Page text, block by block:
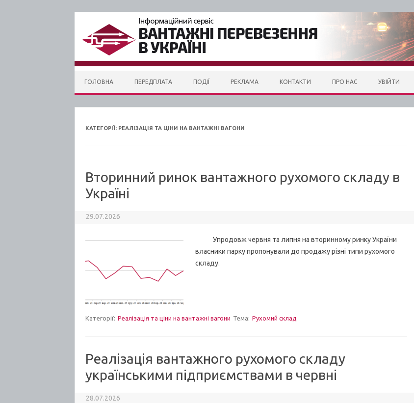
ГОЛОВНА ПЕРЕДПЛАТА ПОДІЇ РЕКЛАМА КОНТАКТИ ПРО НАС УВІЙТИ
КАТЕГОРІЇ: РЕАЛІЗАЦІЯ ТА ЦІНИ НА ВАНТАЖНІ ВАГОНИ
Вторинний ринок вантажного рухомого складу в
Україні
29.07.2026
Упродовж червня та липня на вторинному ринку України
власники парку пропонували до продажу різні типи рухомого
складу.
Категорії: Реалізація та ціни на вантажні вагони Тема: Рухомий склад
Реалізація вантажного рухомого складу
українськими підприємствами в червні
28.07.2026